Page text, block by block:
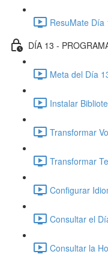
ResuMate Día
DÍA 13 -
Meta del Día
Instalar
Transformar
Transformar
Configurar
Consultar el
Consultar la